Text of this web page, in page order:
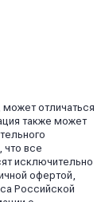
отличаться
также может
все
исключительно
офертой,
Российской